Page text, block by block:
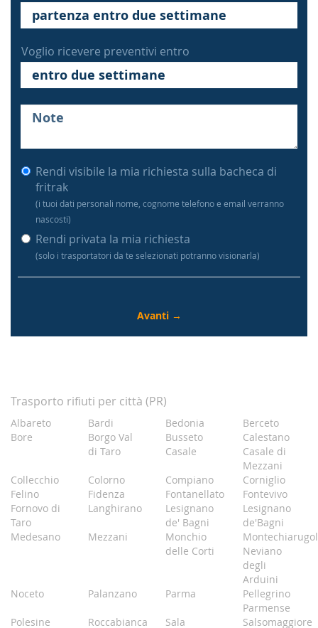
Voglio ricevere preventivi entro
Rendi visibile la mia richiesta sulla bacheca di
fritrak
(i tuoi dati personali nome, cognome telefono e email verranno
nascosti)
Rendi privata la mia richiesta
(solo i trasportatori da te selezionati potranno visionarla)
Trasporto rifiuti per città (PR)
Albareto Bardi Bedonia
Berceto
Bore
Borgo Val
di Taro
Busseto
Calestano
Casale
Casale di
Mezzani
Collecchio
Colorno Compiano
Corniglio
Felino
Fidenza Fontanellato
Fontevivo
Fornovo di
Taro
Langhirano
Lesignano
de' Bagni
Lesignano
de'Bagni
Medesano
Mezzani
Monchio
delle Corti
Neviano
degli
Arduini
Noceto
Palanzano Parma
Pellegrino
Parmense
Polesine
Roccabianca Sala Salsomaggiore